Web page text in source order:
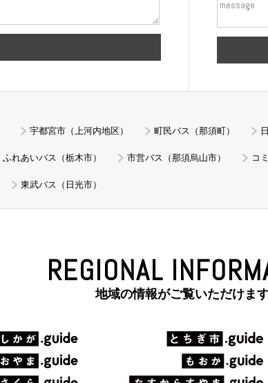
宇都宮市（上河内地区） 町民バス（那須町）
ふれあいバス（栃木市） 市営バス（那須烏山市） コ
東武バス（日光市）
REGIONAL
地域の情報がご覧いただけます